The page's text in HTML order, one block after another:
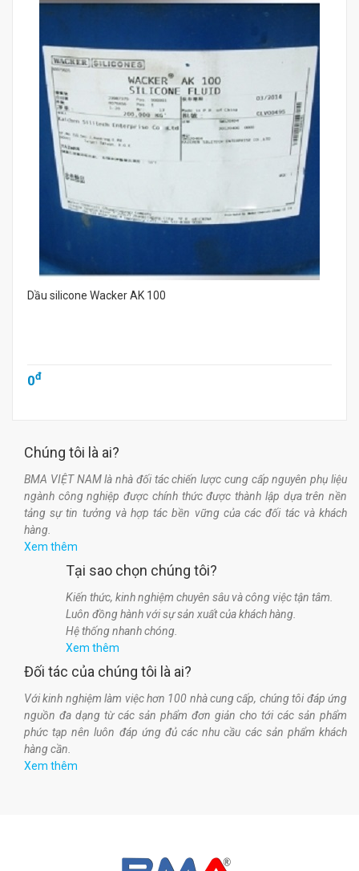
Dầu silicone Wacker AK 100
0đ
Chúng tôi là ai?
BMA VIỆT NAM là nhà đối tác chiến lược cung cấp nguyên phụ liệu
ngành công nghiệp được chính thức được thành lập dựa trên nền
tảng sự tin tưởng và hợp tác bền vững của các đối tác và khách
hàng.
Xem thêm
Tại sao chọn chúng tôi?
Kiến thức, kinh nghiệm chuyên sâu và công việc tận tâm.
Luôn đồng hành với sự sản xuất của khách hàng.
Hệ thống nhanh chóng.
Xem thêm
Đối tác của chúng tôi là ai?
Với kinh nghiệm làm việc hơn 100 nhà cung cấp, chúng tôi đáp ứng
nguồn đa dạng từ các sản phẩm đơn giản cho tới các sản phẩm
phức tạp nên luôn đáp ứng đủ các nhu cầu các sản phẩm khách
hàng cần.
Xem thêm